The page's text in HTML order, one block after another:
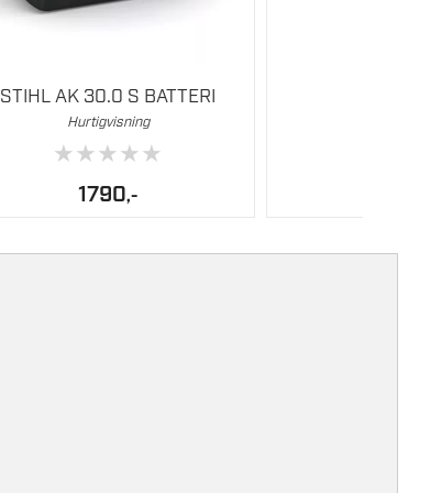
STIHL AK 30.0 S BATTERI
Hurtigvisning
★★★★★
1790,-